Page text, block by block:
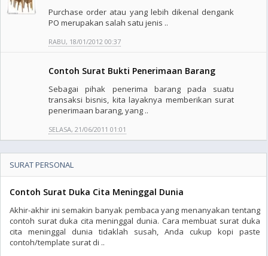
Purchase order atau yang lebih dikenal dengank
PO merupakan salah satu jenis ..
RABU, 18/01/2012 00:37
Contoh Surat Bukti Penerimaan Barang
Sebagai pihak penerima barang pada suatu
transaksi bisnis, kita layaknya memberikan surat
penerimaan barang, yang ..
SELASA, 21/06/2011 01:01
SURAT PERSONAL
Contoh Surat Duka Cita Meninggal Dunia
Akhir-akhir ini semakin banyak pembaca yang menanyakan tentang
contoh surat duka cita meninggal dunia. Cara membuat surat duka
cita meninggal dunia tidaklah susah, Anda cukup kopi paste
contoh/template surat di ..